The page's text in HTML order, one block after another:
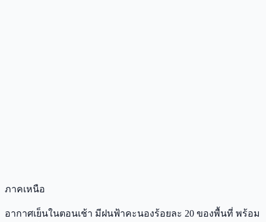
ภาคเหนือ
อากาศเย็นในตอนเช้า มีฝนฟ้าคะนองร้อยละ 20 ของพื้นที่ พร้อม